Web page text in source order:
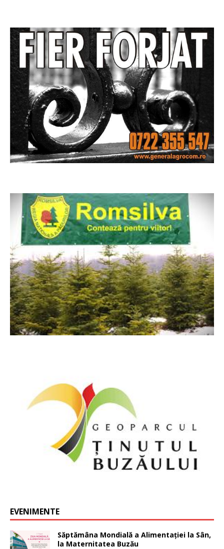
EVENIMENTE
Săptămâna Mondială a Alimentației la Sân,
la Maternitatea Buzău